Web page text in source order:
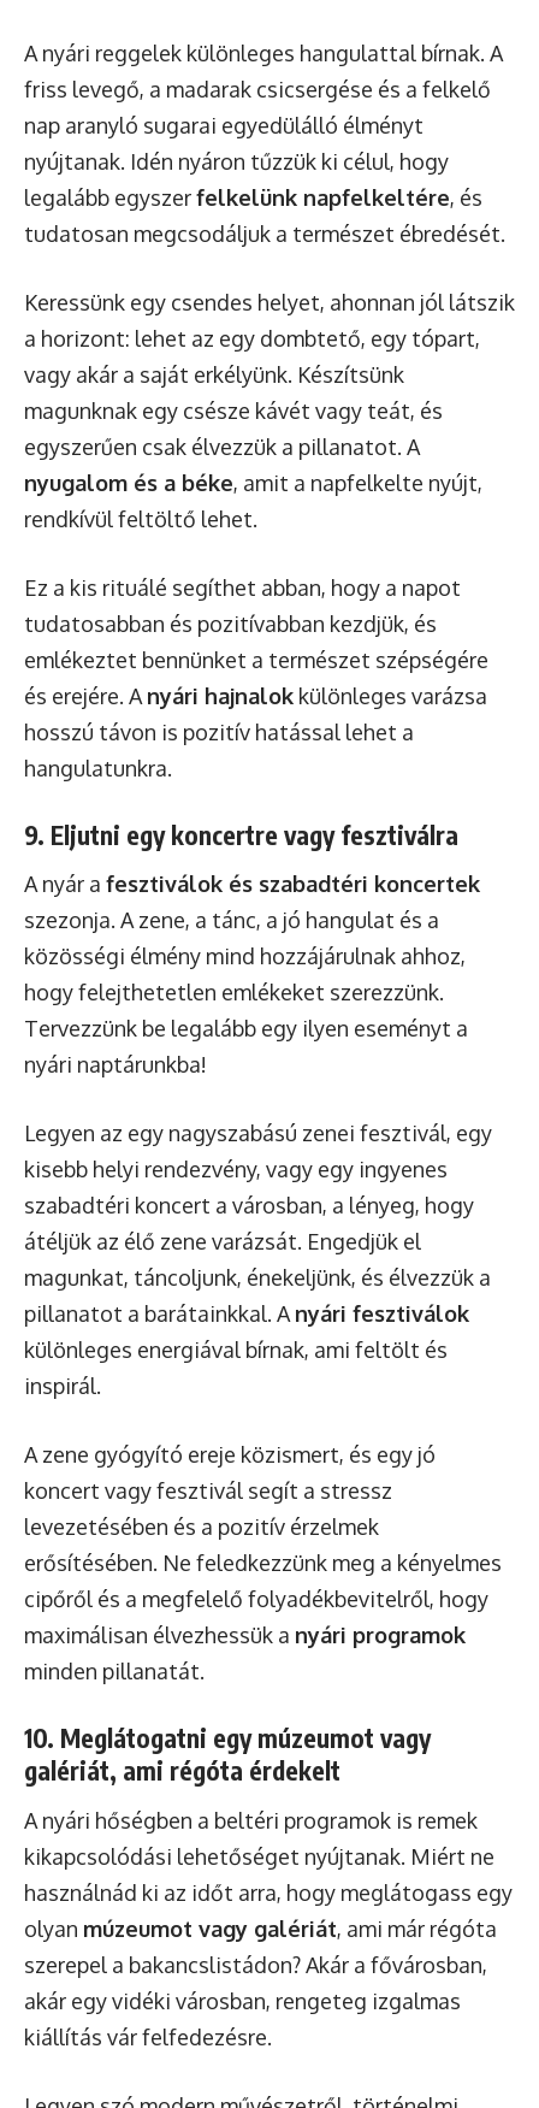
A nyári reggelek különleges hangulattal bírnak. A
friss levegő, a madarak csicsergése és a felkelő
nap aranyló sugarai egyedülálló élményt
nyújtanak. Idén nyáron tűzzük ki célul, hogy
legalább egyszerfelkelünk napfelkeltére, és
tudatosan megcsodáljuk a természet ébredését.
Keressünk egy csendes helyet, ahonnan jól látszik
a horizont: lehet az egy dombtető, egy tópart,
vagy akár a saját erkélyünk. Készítsünk
magunknak egy csésze kávét vagy teát, és
egyszerűen csak élvezzük a pillanatot. A
nyugalom és a béke, amit a napfelkelte nyújt,
rendkívül feltöltő lehet.
Ez a kis rituálé segíthet abban, hogy a napot
tudatosabban és pozitívabban kezdjük, és
emlékeztet bennünket a természet szépségére
és erejére. A nyári hajnalok különleges varázsa
hosszú távon is pozitív hatással lehet a
hangulatunkra.
9. Eljutni egy koncertre vagy fesztiválra
A nyár a fesztiválok és szabadtéri koncertek
szezonja. A zene, a tánc, a jó hangulat és a
közösségi élmény mind hozzájárulnak ahhoz,
hogy felejthetetlen emlékeket szerezzünk.
Tervezzünk be legalább egy ilyen eseményt a
nyári naptárunkba!
Legyen az egy nagyszabású zenei fesztivál, egy
kisebb helyi rendezvény, vagy egy ingyenes
szabadtéri koncert a városban, a lényeg, hogy
átéljük az élő zene varázsát. Engedjük el
magunkat, táncoljunk, énekeljünk, és élvezzük a
pillanatot a barátainkkal. A nyári fesztiválok
különleges energiával bírnak, ami feltölt és
inspirál.
A zene gyógyító ereje közismert, és egy jó
koncert vagy fesztivál segít a stressz
levezetésében és a pozitív érzelmek
erősítésében. Ne feledkezzünk meg a kényelmes
cipőről és a megfelelő folyadékbevitelről, hogy
maximálisan élvezhessük a nyári programok
minden pillanatát.
10. Meglátogatni egy múzeumot vagy
galériát, ami régóta érdekelt
A nyári hőségben a beltéri programok is remek
kikapcsolódási lehetőséget nyújtanak. Miért ne
használnád ki az időt arra, hogy meglátogass egy
olyan múzeumot vagy galériát, ami már régóta
szerepel a bakancslistádon? Akár a fővárosban,
akár egy vidéki városban, rengeteg izgalmas
kiállítás vár felfedezésre.